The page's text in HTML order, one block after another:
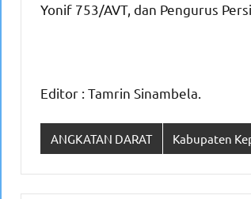
Yonif 753/AVT, dan Pengurus
Editor : Tamrin Sinambela.
ANGKATAN DARAT Kabupaten